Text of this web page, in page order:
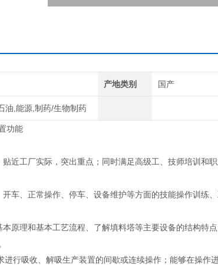
产地类别 国产
油,能源,制药/生物制药
功能
贴近工厂实际，突出重点；同时满足高级工、技师培训和
开车、正常操作、停车、设备维护等方面的技能操作训练
本原理和基本工艺流程、了解填料塔等主要设备的结构特
进行吸收、解吸生产装置的间歇或连续操作；能够在操